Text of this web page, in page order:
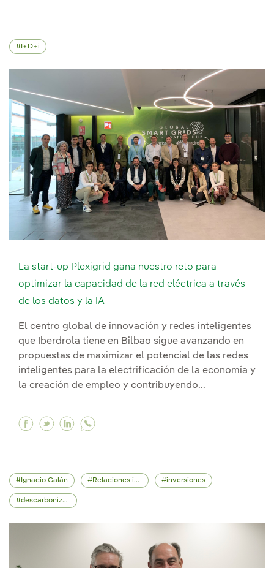
I+D+i
La start-up Plexigrid gana nuestro reto para
optimizar la capacidad de la red eléctrica a través
de los datos y la IA
El centro global de innovación y redes inteligentes
que Iberdrola tiene en Bilbao sigue avanzando en
propuestas de maximizar el potencial de las redes
inteligentes para la electrificación de la economía y
la creación de empleo y contribuyendo...
Facebook La start-up Plexigrid gana nuestro
Twitter La start-up Plexigrid gana
Linkedin La start-up Plexigrid gana
Ignacio Galán Relaciones institucionales inversiones
descarbonización